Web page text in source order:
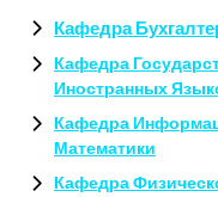
Кафедра
Кафедра
Иностранных
Кафедра
Математики
Кафедра